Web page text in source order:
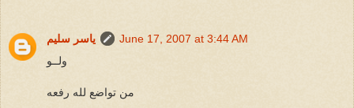
ياسر سليم
June 17, 2007 at 3:44 AM
ولــو
من تواضع لله رفعه